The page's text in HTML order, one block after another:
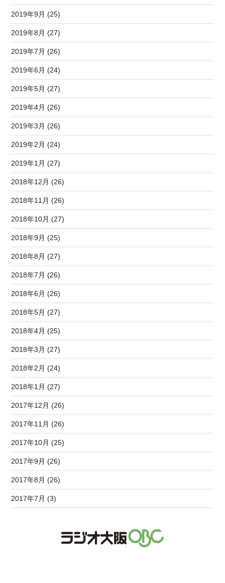
2019年9月 (25)
2019年8月 (27)
2019年7月 (26)
2019年6月 (24)
2019年5月 (27)
2019年4月 (26)
2019年3月 (26)
2019年2月 (24)
2019年1月 (27)
2018年12月 (26)
2018年11月 (26)
2018年10月 (27)
2018年9月 (25)
2018年8月 (27)
2018年7月 (26)
2018年6月 (26)
2018年5月 (27)
2018年4月 (25)
2018年3月 (27)
2018年2月 (24)
2018年1月 (27)
2017年12月 (26)
2017年11月 (26)
2017年10月 (25)
2017年9月 (26)
2017年8月 (26)
2017年7月 (3)